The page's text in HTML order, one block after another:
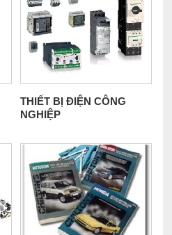
THIẾT BỊ ĐIỆN CÔNG
NGHIỆP